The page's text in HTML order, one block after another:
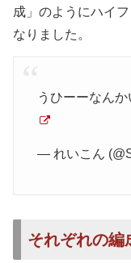
成」のようにハイ
なりました。
うひーーなんか
— れいこん
それぞれの編